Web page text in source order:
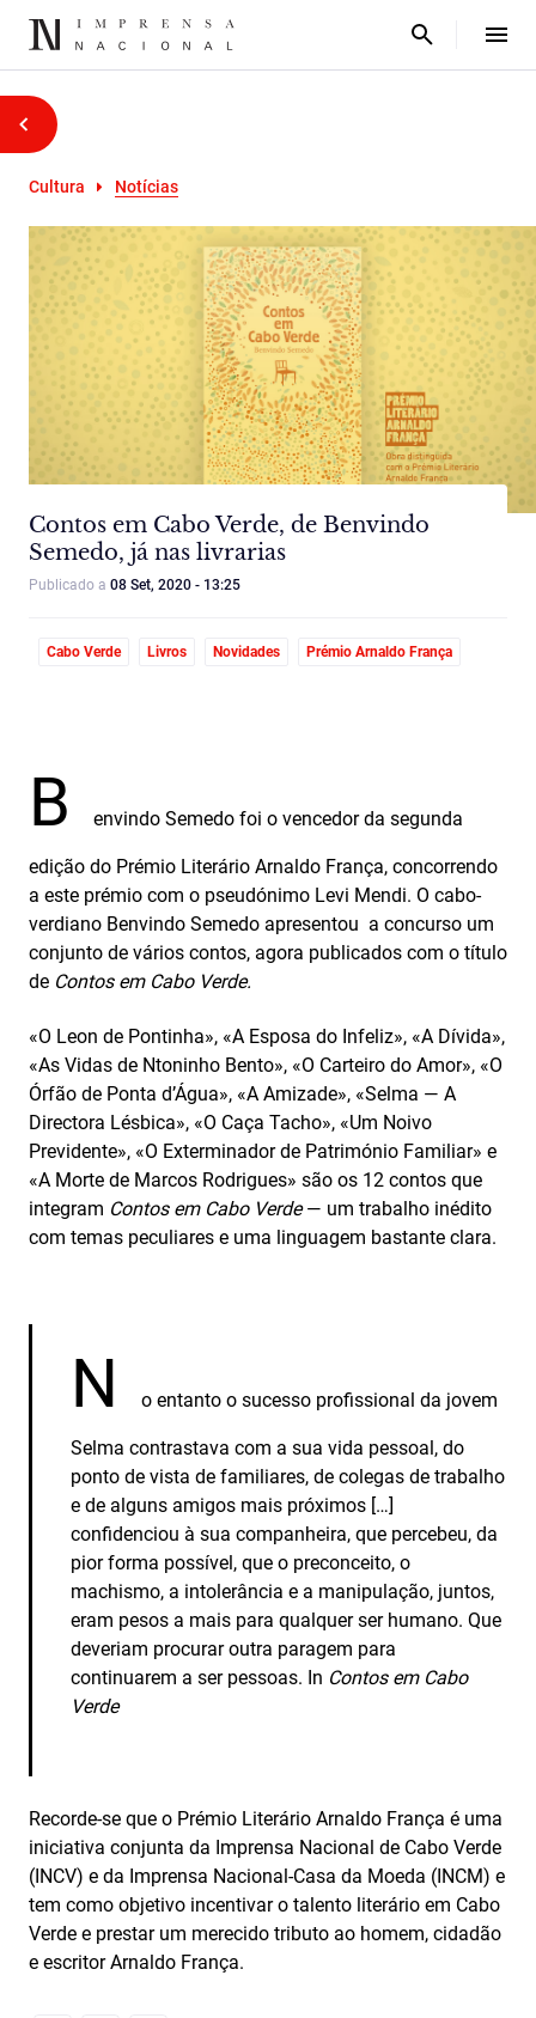
Cultura Notícias
Contos em Cabo Verde, de Benvindo
Semedo, já nas livrarias
Publicado a 08 Set, 2020 - 13:25
Cabo Verde Livros Novidades Prémio Arnaldo França
B envindo Semedo foi o vencedor da segunda
edição do Prémio Literário Arnaldo França, concorrendo
a este prémio com o pseudónimo Levi Mendi. O cabo-
verdiano Benvindo Semedo apresentou a concurso um
conjunto de vários contos, agora publicados com o título
de Contos em Cabo Verde.
«O Leon de Pontinha», «A Esposa do Infeliz», «A Dívida»,
«As Vidas de Ntoninho Bento», «O Carteiro do Amor», «O
Órfão de Ponta d’Água», «A Amizade», «Selma — A
Directora Lésbica», «O Caça Tacho», «Um Noivo
Previdente», «O Exterminador de Património Familiar» e
«A Morte de Marcos Rodrigues» são os 12 contos que
integram Contos em Cabo Verde— um trabalho inédito
com temas peculiares e uma linguagem bastante clara.
N o entanto o sucesso profissional da jovem
Selma contrastava com a sua vida pessoal, do
ponto de vista de familiares, de colegas de trabalho
e de alguns amigos mais próximos […]
confidenciou à sua companheira, que percebeu, da
pior forma possível, que o preconceito, o
machismo, a intolerância e a manipulação, juntos,
eram pesos a mais para qualquer ser humano. Que
deveriam procurar outra paragem para
continuarem a ser pessoas. In Contos em Cabo
Verde
Recorde-se que o Prémio Literário Arnaldo França é uma
iniciativa conjunta da Imprensa Nacional de Cabo Verde
(INCV) e da Imprensa Nacional-Casa da Moeda (INCM) e
tem como objetivo incentivar o talento literário em Cabo
Verde e prestar um merecido tributo ao homem, cidadão
e escritor Arnaldo França.